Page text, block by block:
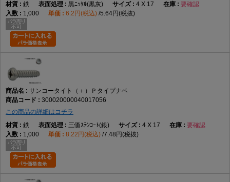
鉄
黒ﾆｯｹﾙ(黒灰) 4 X 17
要確認
1,000
6.2円(税込) 5.64円(税抜)
サンコータイト（＋）Ｐタイプナベ
300020000040017056
この商品の詳細はコチラ
鉄
三価ｽﾃﾝｺｰﾄ(銀) 4 X 17
要確認
1,000
8.22円(税込) 7.48円(税抜)